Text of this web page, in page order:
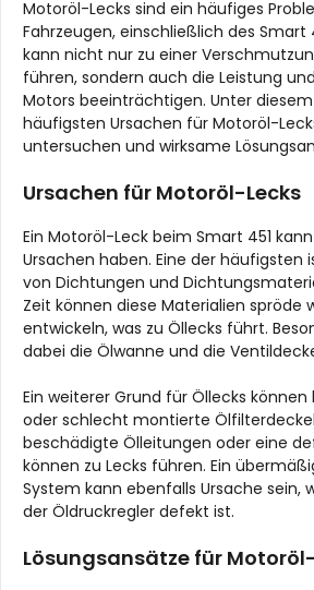
Motoröl-Lecks sind ein häufiges
Fahrzeugen, einschließlich des Smart
kann nicht nur zu einer
führen, sondern auch die Leistung
Motors beeinträchtigen. Unter
häufigsten Ursachen für Motoröl-
untersuchen und wirksame
Ursachen für Motoröl-Lecks
Ein Motoröl-Leck beim Smart 451
Ursachen haben. Eine der häufigsten
von Dichtungen und
Zeit können diese Materialien spröde
entwickeln, was zu Öllecks führt.
dabei die Ölwanne und die
Ein weiterer Grund für Öllecks
oder schlecht montierte
beschädigte Ölleitungen oder eine
können zu Lecks führen. Ein
System kann ebenfalls Ursache sein,
der Öldruckregler defekt ist.
Lösungsansätze für